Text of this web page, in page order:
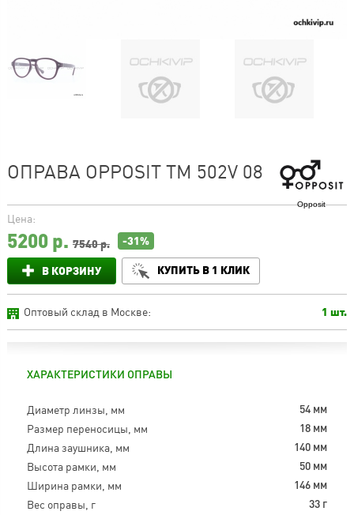
Opposit
ОПРАВА OPPOSIT TM 502V 08
Цена:
5200р. 7540 р. -31%
В КОРЗИНУ КУПИТЬ В 1 КЛИК
Оптовый склад в Москве: 1 шт.
ХАРАКТЕРИСТИКИ ОПРАВЫ
Диаметр линзы, мм 54 мм
Размер переносицы, мм 18 мм
Длина заушника, мм 140 мм
Высота рамки, мм 50 мм
Ширина рамки, мм 146 мм
Вес оправы, г 33 г